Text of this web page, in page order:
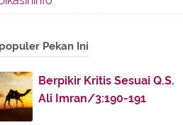
►
April(12)
March(7)
Pekan Ini
Berpikir Kritis Sesuai Q.S.
Ali Imran/3:190-191